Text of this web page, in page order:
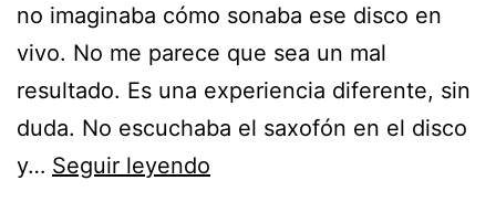
no imaginaba cómo sonaba ese disco en
vivo. No me parece que sea un mal
resultado. Es una experiencia diferente, sin
duda. No escuchaba el saxofón en el disco
y… Seguir leyendo